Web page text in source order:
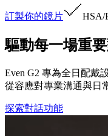
訂製你的鏡片 HSA/
驅動每一場重
Even G2 專為全日配戴
從容應對專業溝通與日
探索對話功能